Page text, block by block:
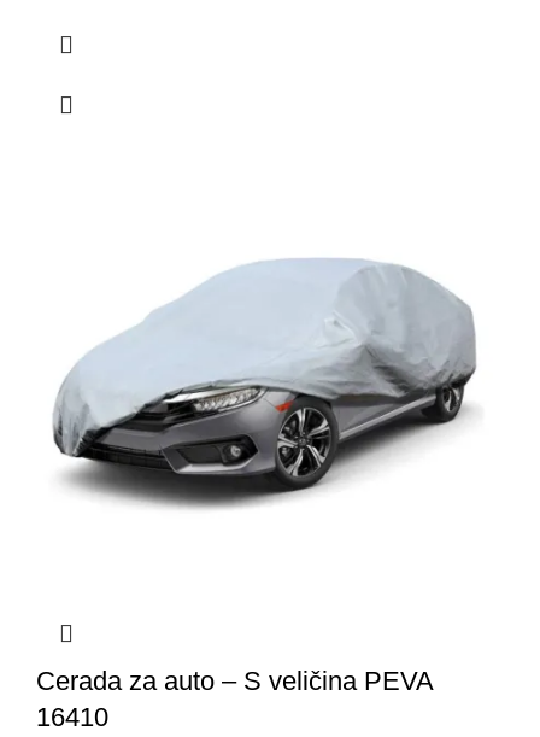
Cerada za auto – S veličina PEVA
16410